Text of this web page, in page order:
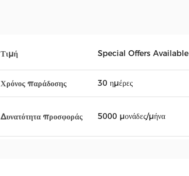
Τιμή Special Offers Available
Χρόνος παράδοσης 30 ημέρες
Δυνατότητα προσφοράς 5000 μονάδες/μήνα